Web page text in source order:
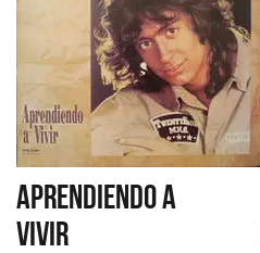
APRENDIENDO A
VIVIR